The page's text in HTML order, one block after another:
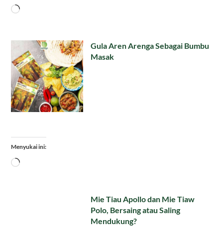
Memuat...
Gula Aren Arenga Sebagai Bumbu
Masak
Menyukai ini:
Memuat...
Mie Tiau Apollo dan Mie Tiaw
Polo, Bersaing atau Saling
Mendukung?